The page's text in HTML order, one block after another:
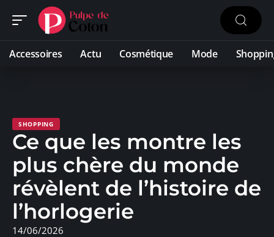
Accessoires Actu Cosmétique Mode
SHOPPING
Ce que les montre les
plus chère du monde
révèlent de l’histoire de
l’horlogerie
14/06/2026